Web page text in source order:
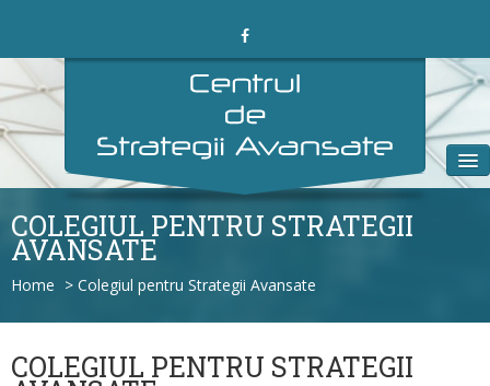
Alumni
COLEGIUL PENTRU STRATEGII
AVANSATE
Home > Colegiul pentru Strategii Avansate
COLEGIUL PENTRU STRATEGII